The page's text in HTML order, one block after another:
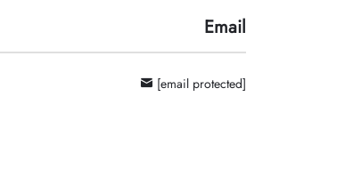
Email
[email protected]